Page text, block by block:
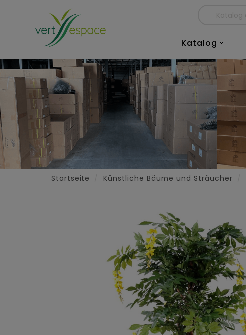

Katalog
Startseite Künstliche Bäume und Sträucher